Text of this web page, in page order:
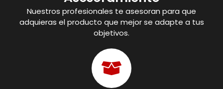
Nuestros profesionales te asesoran para que
adquieras el producto que mejor se adapte a tus
objetivos.